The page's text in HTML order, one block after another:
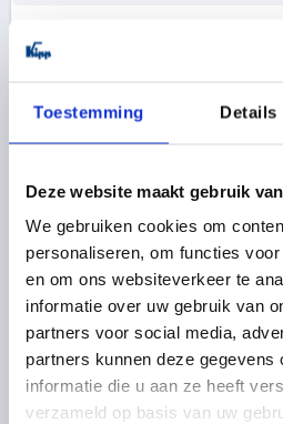
Toestemming Details
Deze website maakt gebruik
We gebruiken cookies om
personaliseren, om functies
en om ons websiteverkeer te
informatie over uw gebruik van
partners voor social media,
partners kunnen deze gegevens
informatie die u aan ze heeft
verzameld op basis van uw
K1177
VEERSCHARNIER VEER
A=40, B=240, VORM:A, STAAL
MATERIAAL
UITVOERING 1=VEER SLUITEND
Bestelnummer: K1177.4024010